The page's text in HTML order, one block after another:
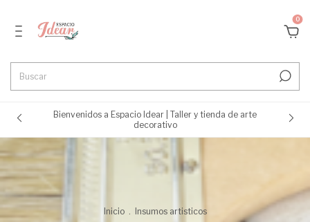
0
Bienvenidos a Espacio Idear | Taller y tienda de arte
decorativo
Inicio Insumos artisticos